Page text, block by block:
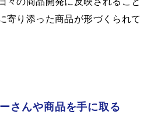
寄り添った商品が形づくられて
さんや商品を手に取る